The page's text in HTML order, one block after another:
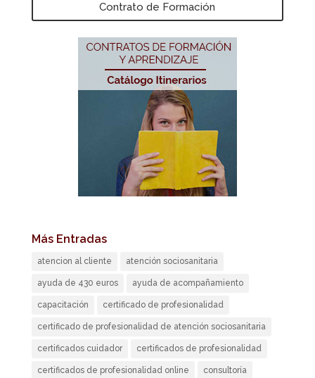
Contrato de Formación
Más Entradas
atencion al cliente atención sociosanitaria
ayuda de 430 euros ayuda de acompañamiento
capacitación certificado de profesionalidad
certificado de profesionalidad de atención sociosanitaria
certificados cuidador certificados de profesionalidad
certificados de profesionalidad online consultoría